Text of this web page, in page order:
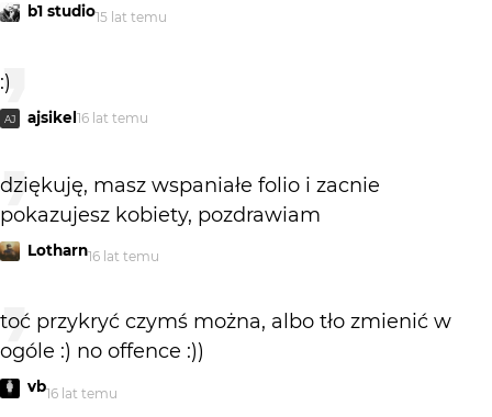
b1 studio15 lat temu
:)
AJ ajsikel 16 lat temu
dziękuję, masz wspaniałe folio i zacnie
pokazujesz kobiety, pozdrawiam
Lotharn16 lat temu
toć przykryć czymś można, albo tło zmienić w
ogóle :) no offence :))
vb16 lat temu